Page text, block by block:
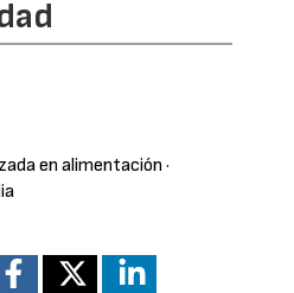
en alimentación ·